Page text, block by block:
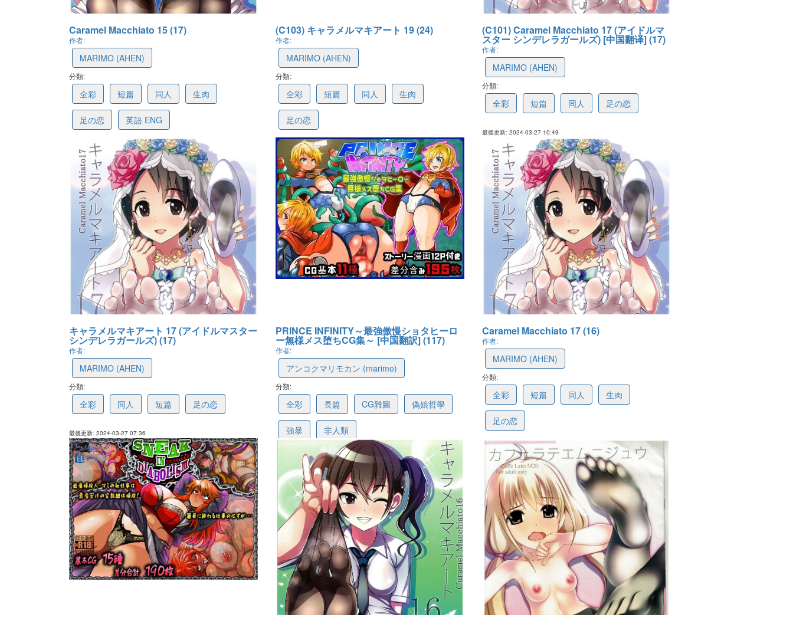
Caramel Macchiato 15 (17)
作者:
MARIMO (AHEN)
分類:
全彩 短篇 同人 生肉
足の恋 英語 ENG
最後更新: 2024-06-12 11:04
(C103) キャラメルマキアート 19 (24)
作者:
MARIMO (AHEN)
分類:
全彩 短篇 同人 生肉
足の恋
最後更新: 2024-03-27 11:00
(C101) Caramel Macchiato 17 (アイドルマ
スター シンデレラガールズ) [中国翻译] (17)
作者:
MARIMO (AHEN)
分類:
全彩 短篇 同人 足の恋
最後更新: 2024-03-27 10:49
キャラメルマキアート 17 (アイドルマスター
シンデレラガールズ) (17)
作者:
MARIMO (AHEN)
分類:
全彩 同人 短篇 足の恋
最後更新: 2024-03-27 07:36
PRINCE INFINITY～最強傲慢ショタヒーロ
ー無様メス堕ちCG集～ [中国翻訳] (117)
作者:
アンコクマリモカン (marimo)
分類:
全彩 長篇 CG雜圖 偽娘哲學
強暴 非人類
最後更新: 2024-01-05 13:55
Caramel Macchiato 17 (16)
作者:
MARIMO (AHEN)
分類:
全彩 短篇 同人 生肉
足の恋
最後更新: 2023-03-01 11:48